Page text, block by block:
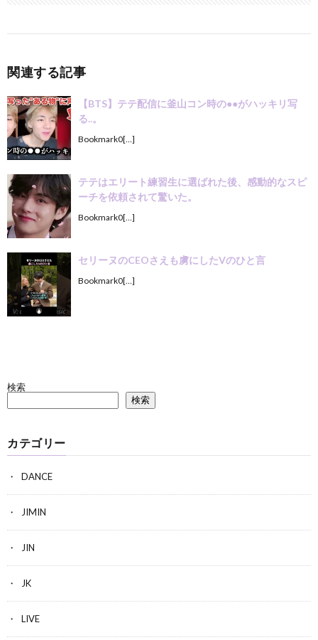
関連する記事
【BTS】テテ配信に釜山コン時の●●がハッキリ写
る..。
Bookmark0[…]
テテはエリート練習生に選ばれた後、感動的なスピ
ーチを依頼されて驚いた。
Bookmark0[…]
セリーヌのCEOさえも虜にしたVのひと言
Bookmark0[…]
検索
検索
カテゴリー
DANCE
JIMIN
JIN
JK
LIVE